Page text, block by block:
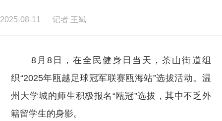
2025-08-11 记者 王斌
8月8日，在全民健身日当天，茶山街道组
织“2025年瓯越足球冠军联赛瓯海站”选拔活动。温
州大学城的师生积极报名“瓯冠”选拔，其中不乏外
籍留学生的身影。